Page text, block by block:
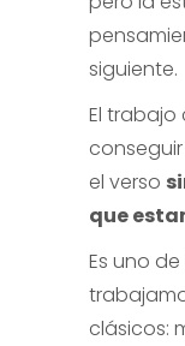
siguiente.
El trabajo
el verso
que
Es uno
clásicos: